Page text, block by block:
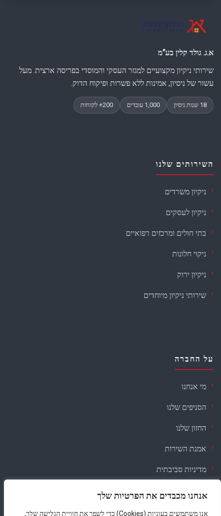
אנחנו מכבדים את הפרטיות שלך
אנו משתמשים בעוגיות (Cookies) כדי לשפר את חוויית הגלישה שלך,
א.ג. גולד קלין בע”מ
שירותי ניקיון מקצועיים למגזר העסקי והמוסדי בפריסה ארצית. מעל
עשור של ניסיון, אמינות ללא פשרות ופיקוח הדוק.
השירותים שלנו
ניקיון משרדים
ניקיון לעסקים
בתי חולים ומרכזים רפואיים
ניקוי חלונות
ניקיון ירוק
שירותי ניקיון מיוחדים
על החברה
מי אנחנו
הסניפים שלנו
החזון שלנו
אמנת השירות
מדיניות סביבתית